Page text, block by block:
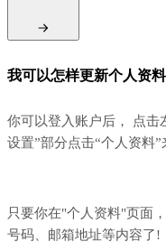
我可以怎样更新个人资
你可以登入账户后， 点击
设置”部分点击“个人资料”
只要你在"个人资料"页面
号码、邮箱地址等内容了!